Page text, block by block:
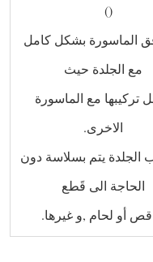
()   
الماسورة بشكل كامل
مع الجلدة حيث
تركيبها مع الماسورة
الاخرى.
الجلدة يتم بسلاسة دون
الحاجة الى قَطع
قص أو لحام ,و غيرها.